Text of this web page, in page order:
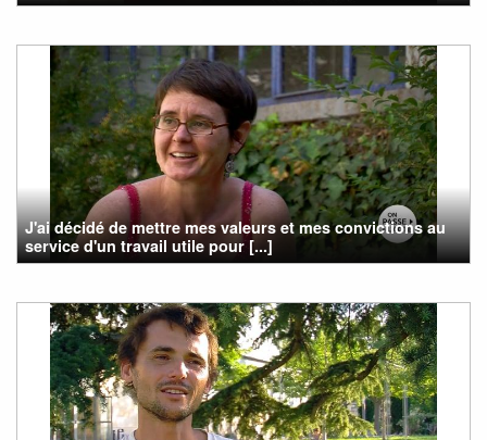
J'ai décidé de mettre mes valeurs et mes convictions au
service d'un travail utile pour [...]